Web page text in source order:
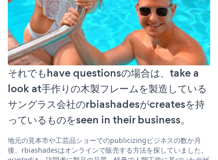
それでもhave questionsの場合は、take a
look at手作りの木製フレームを製造している
サングラス会社のrbiashadesがcreatesを持
っているものをseen in their business。
地元の見本市や工芸品ショーでのpublicizingビジネスの数か月
後、rbiashadesはオンラインで販売する方法を探していました。